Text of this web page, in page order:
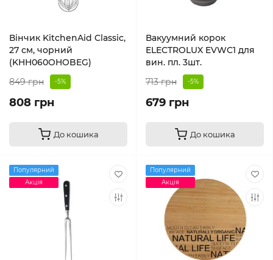
Вінчик KitchenAid Classic,
27 см, чорний
(KHH060OHOBEG)
849 грн
-5%
808 грн
До кошика
Вакуумний корок
ELECTROLUX EVWC1 для
вин. пл. 3шт.
713 грн
-5%
679 грн
До кошика
Популярний
Акція
Популярний
Акція